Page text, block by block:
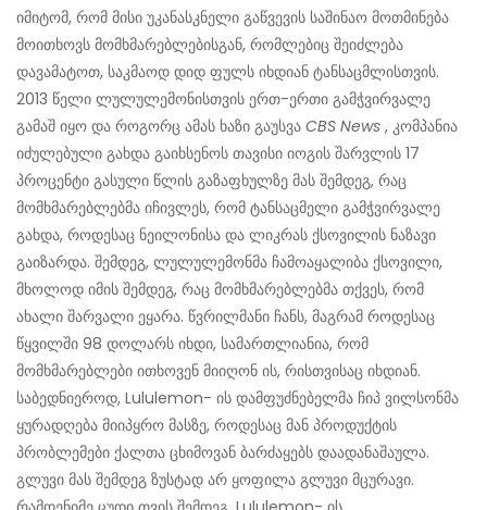
იმიტომ, რომ მისი უკანასკნელი გაწვევის საშინაო მოთმინება
მოითხოვს მომხმარებლებისგან, რომლებიც შეიძლება
დავამატოთ, საკმაოდ დიდ ფულს იხდიან ტანსაცმლისთვის.
2013 წელი ლულულემონისთვის ერთ-ერთი გამჭვირვალე
გამაშ იყო და როგორც ამას ხაზი გაუსვა CBS News , კომპანია
იძულებული გახდა გაიხსენოს თავისი იოგის შარვლის 17
პროცენტი გასული წლის გაზაფხულზე მას შემდეგ, რაც
მომხმარებლებმა იჩივლეს, რომ ტანსაცმელი გამჭვირვალე
გახდა, როდესაც ნეილონისა და ლიკრას ქსოვილის ნაზავი
გაიზარდა. შემდეგ, ლულულემონმა ჩამოაყალიბა ქსოვილი,
მხოლოდ იმის შემდეგ, რაც მომხმარებლებმა თქვეს, რომ
ახალი შარვალი ეყარა. წვრილმანი ჩანს, მაგრამ როდესაც
წყვილში 98 დოლარს იხდი, სამართლიანია, რომ
მომხმარებლები ითხოვენ მიიღონ ის, რისთვისაც იხდიან.
საბედნიეროდ, Lululemon- ის დამფუძნებელმა ჩიპ ვილსონმა
ყურადღება მიიპყრო მასზე, როდესაც მან პროდუქტის
პრობლემები ქალთა ცხიმოვან ბარძაყებს დაადანაშაულა.
გლუვი მას შემდეგ ზუსტად არ ყოფილა გლუვი მცურავი.